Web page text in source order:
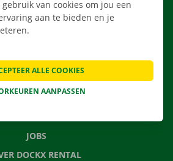
ONS
VRAGEN
NIEUWS
JOBS
DOCKX RENTAL
van cookies om jou een
aan te bieden en je
AANPASSEN
ALLE COOKIES